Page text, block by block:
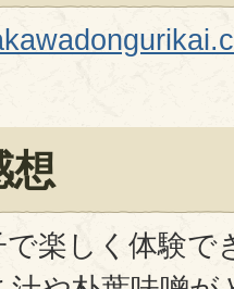
想
で楽しく体験